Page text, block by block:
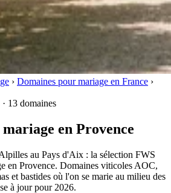
› Domaines pour mariage en France ›
13 domaines
en Provence
au Pays d'Aix : la sélection FWS
en Provence. Domaines viticoles AOC,
et bastides où l'on se marie au milieu des
à jour pour 2026.